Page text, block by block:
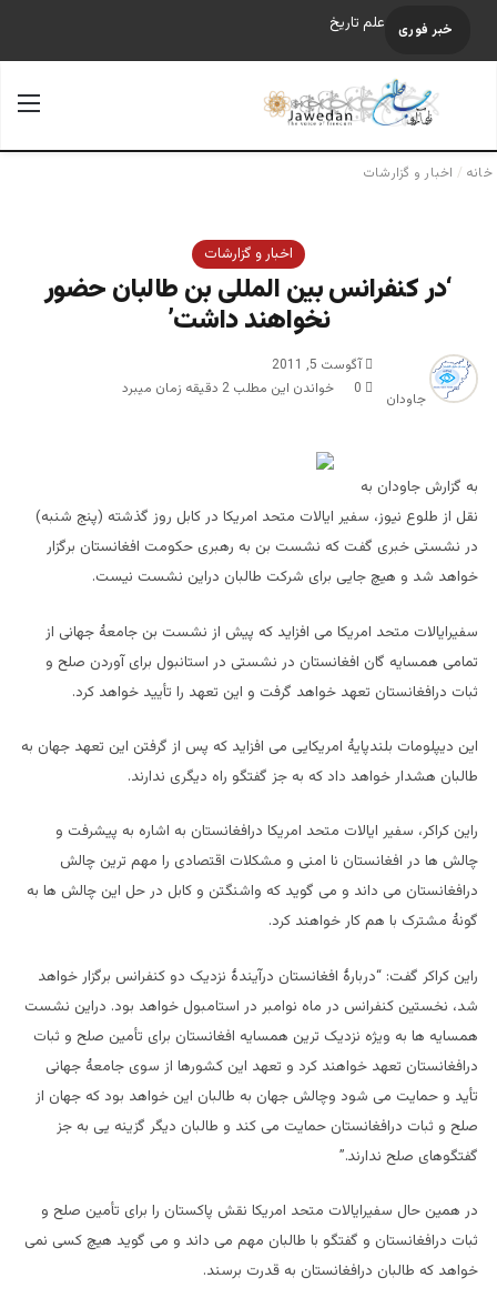
خبر فوری علم تاریخ
جستجو برای
خانه / اخبار و گزارشات
اخبار و گزارشات
‘در کنفرانس بین المللی بن طالبان حضور
نخواهند داشت’
جاودان
آگوست 5, 2011
0
خواندن این مطلب 2 دقیقه زمان میبرد
به گزارش جاودان به
نقل از طلوع نیوز، سفیر ایالات متحد امریکا در کابل روز گذشته (پنج شنبه)
در نشستی خبری گفت که نشست بن به رهبری حکومت افغانستان برگزار
خواهد شد و هیچ جایی برای شرکت طالبان دراین نشست نیست.
سفیرایالات متحد امریکا می افزاید که پیش از نشست بن جامعۀ جهانی از
تمامی همسایه گان افغانستان در نشستی در استانبول برای آوردن صلح و
ثبات درافغانستان تعهد خواهد گرفت و این تعهد را تأیید خواهد کرد.
این دیپلومات بلندپایۀ امریکایی می افزاید که پس از گرفتن این تعهد جهان به
طالبان هشدار خواهد داد که به جز گفتگو راه دیگری ندارند.
راین کراکر، سفیر ایالات متحد امریکا درافغانستان به اشاره به پیشرفت و
چالش ها در افغانستان نا امنی و مشکلات اقتصادی را مهم ترین چالش
درافغانستان می داند و می گوید که واشنگتن و کابل در حل این چالش ها به
گونۀ مشترک با هم کار خواهند کرد.
راین کراکر گفت: “دربارۀ افغانستان درآیندۀ نزدیک دو کنفرانس برگزار خواهد
شد، نخستین کنفرانس در ماه نوامبر در استامبول خواهد بود. دراین نشست
همسایه ها به ویژه نزدیک ترین همسایه افغانستان برای تأمین صلح و ثبات
درافغانستان تعهد خواهند کرد و تعهد این کشورها از سوی جامعۀ جهانی
تأید و حمایت می شود وچالش جهان به طالبان این خواهد بود که جهان از
صلح و ثبات درافغانستان حمایت می کند و طالبان دیگر گزینه یی به جز
گفتگوهای صلح ندارند.”
در همین حال سفیرایالات متحد امریکا نقش پاکستان را برای تأمین صلح و
ثبات درافغانستان و گفتگو با طالبان مهم می داند و می گوید هیچ کسی نمی
خواهد که طالبان درافغانستان به قدرت برسند.